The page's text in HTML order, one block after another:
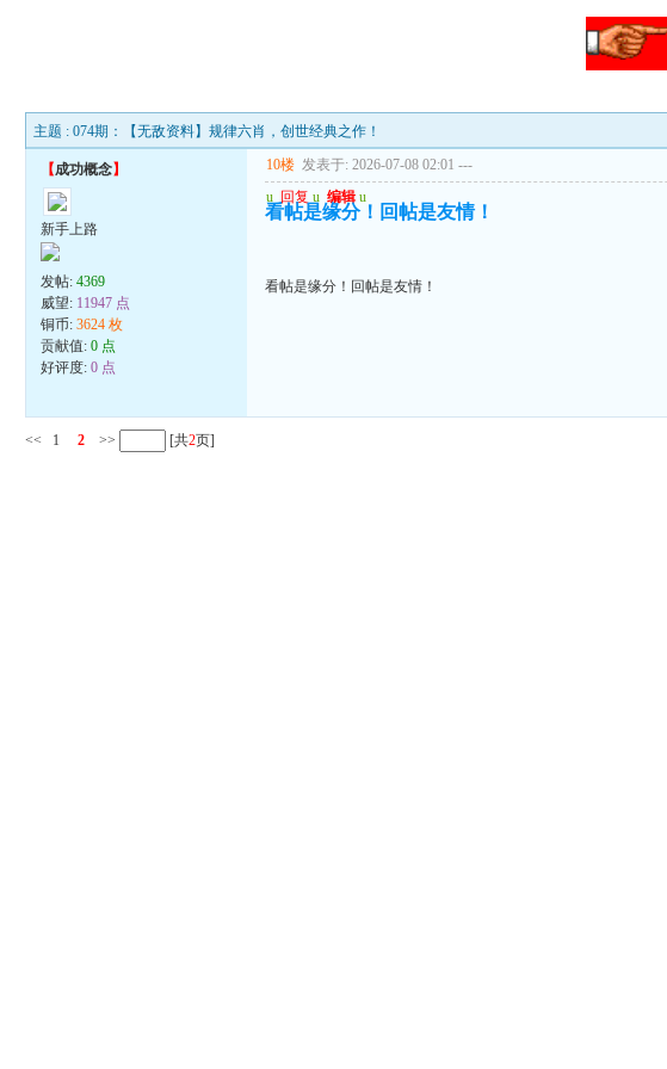
主题 : 074期：【无敌资料】规律六肖，创世经典之作！
【成功概念】
新手上路
发帖:4369
威望: 11947 点
铜币:3624 枚
贡献值:0 点
好评度:0 点
10楼 发表于: 2026-07-08 02:01 ---
u 回复 u 编辑 u
看帖是缘分！回帖是友情！
看帖是缘分！回帖是友情！
<< 1 2 >> [共2页]